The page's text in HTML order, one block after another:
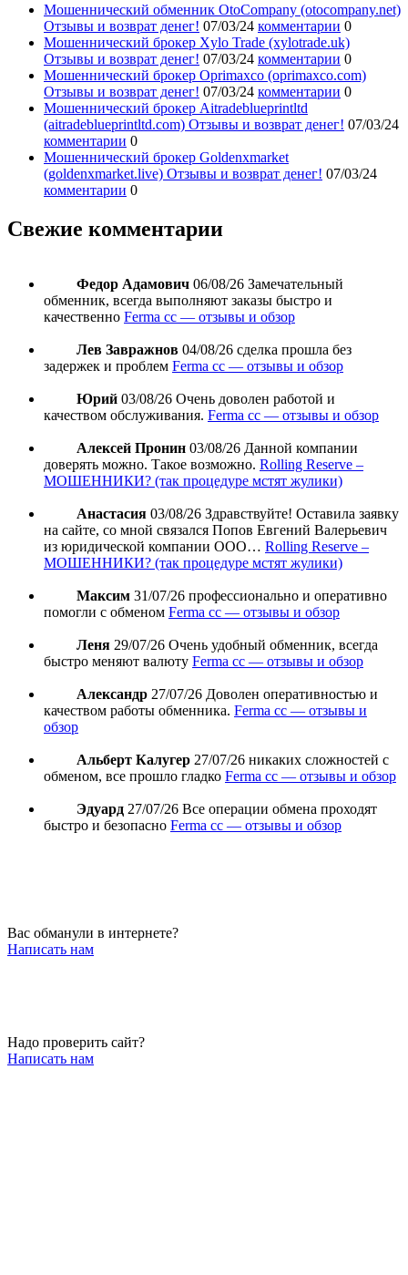
Мошеннический обменник OtoCompany (otocompany.net)
Отзывы и возврат денег! 07/03/24 комментарии 0
Мошеннический брокер Xylo Trade (xylotrade.uk)
Отзывы и возврат денег! 07/03/24 комментарии 0
Мошеннический брокер Oprimaxco (oprimaxco.com)
Отзывы и возврат денег! 07/03/24 комментарии 0
Мошеннический брокер Aitradeblueprintltd
(aitradeblueprintltd.com) Отзывы и возврат денег! 07/03/24
комментарии 0
Мошеннический брокер Goldenxmarket
(goldenxmarket.live) Отзывы и возврат денег! 07/03/24
комментарии 0
Свежие комментарии
Федор Адамович 06/08/26 Замечательный
обменник, всегда выполняют заказы быстро и
качественно Ferma cc — отзывы и обзор
Лев Завражнов 04/08/26 сделка прошла без
задержек и проблем Ferma cc — отзывы и обзор
Юрий 03/08/26 Очень доволен работой и
качеством обслуживания. Ferma cc — отзывы и обзор
Алексей Пронин 03/08/26 Данной компании
доверять можно. Такое возможно. Rolling Reserve –
МОШЕННИКИ? (так процедуре мстят жулики)
Анастасия 03/08/26 Здравствуйте! Оставила заявку
на сайте, со мной связался Попов Евгений Валерьевич
из юридической компании ООО… Rolling Reserve –
МОШЕННИКИ? (так процедуре мстят жулики)
Максим 31/07/26 профессионально и оперативно
помогли с обменом Ferma cc — отзывы и обзор
Леня 29/07/26 Очень удобный обменник, всегда
быстро меняют валюту Ferma cc — отзывы и обзор
Александр 27/07/26 Доволен оперативностью и
качеством работы обменника. Ferma cc — отзывы и
обзор
Альберт Калугер 27/07/26 никаких сложностей с
обменом, все прошло гладко Ferma cc — отзывы и обзор
Эдуард 27/07/26 Все операции обмена проходят
быстро и безопасно Ferma cc — отзывы и обзор
Вас обманули в интернете?
Написать нам
Надо проверить сайт?
Написать нам